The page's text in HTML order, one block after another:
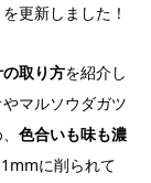
を更新しました！
取り方を紹介し
マルソウダガツ
色合いも味も濃
に削られて